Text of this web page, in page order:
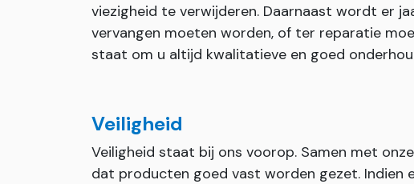
viezigheid te verwijderen. Daarnaast wordt er
vervangen moeten worden, of ter reparatie
staat om u altijd kwalitatieve en goed
Veiligheid
Veiligheid staat bij ons voorop. Samen met
dat producten goed vast worden gezet. Indien